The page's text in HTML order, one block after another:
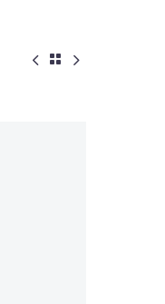
  